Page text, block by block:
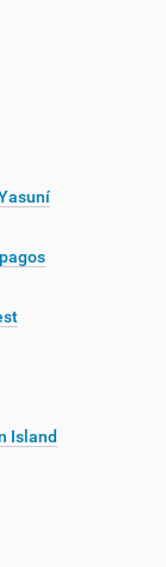
Island